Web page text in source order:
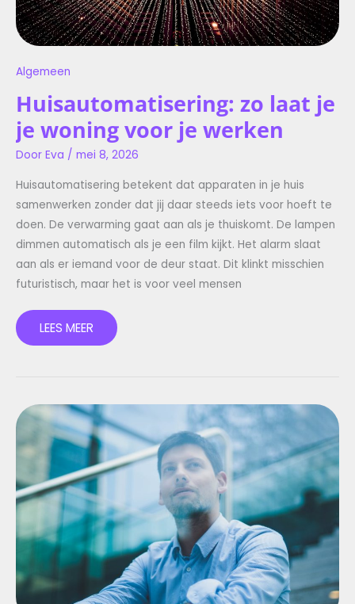
Algemeen
Huisautomatisering: zo laat je
je woning voor je werken
Door Eva / mei 8, 2026
Huisautomatisering betekent dat apparaten in je huis
samenwerken zonder dat jij daar steeds iets voor hoeft te
doen. De verwarming gaat aan als je thuiskomt. De lampen
dimmen automatisch als je een film kijkt. Het alarm slaat
aan als er iemand voor de deur staat. Dit klinkt misschien
futuristisch, maar het is voor veel mensen
LEES MEER
SLIMMER
WONEN:
ZO
WERKT
EEN
SLIM
HUIS
IN
DE
PRAKTIJK